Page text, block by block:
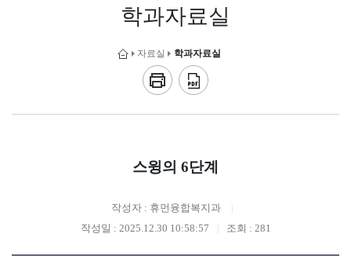
학과자료실
자료실 학과자료실
스윙의 6단계
작성자 : 휴먼융합복지과
작성일 : 2025.12.30 10:58:57
조회 : 281